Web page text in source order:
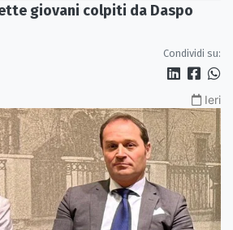
giovani colpiti da Daspo
Condividi su:
Ieri